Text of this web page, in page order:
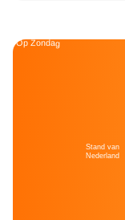
Op Zondag
Stand van
Nederland